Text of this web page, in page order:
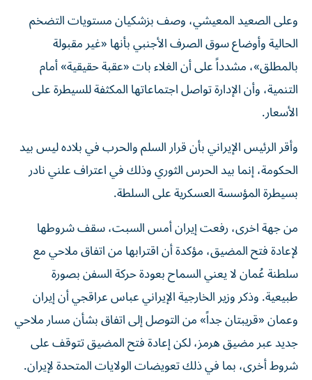
وعلى الصعيد المعيشي، وصف بزشكيان مستويات التضخم
الحالية وأوضاع سوق الصرف الأجنبي بأنها «غير مقبولة
بالمطلق»، مشدداً على أن الغلاء بات «عقبة حقيقية» أمام
التنمية، وأن الإدارة تواصل اجتماعاتها المكثفة للسيطرة على
الأسعار.
وأقر الرئيس الإيراني بأن قرار السلم والحرب في بلاده ليس بيد
الحكومة، إنما بيد الحرس الثوري وذلك في اعتراف علني نادر
بسيطرة المؤسسة العسكرية على السلطة.
من جهة اخرى، رفعت إيران أمس السبت، سقف شروطها
لإعادة فتح المضيق، مؤكدة أن اقترابها من اتفاق ملاحي مع
سلطنة عُمان لا يعني السماح بعودة حركة السفن بصورة
طبيعية. وذكر وزير الخارجية الإيراني عباس عراقجي أن إيران
وعمان «قريبتان جداً» من ‌التوصل إلى اتفاق بشأن مسار ملاحي
جديد عبر مضيق هرمز، لكن إعادة فتح المضيق تتوقف على
شروط أخرى، بما في ذلك تعويضات الولايات المتحدة لإيران.